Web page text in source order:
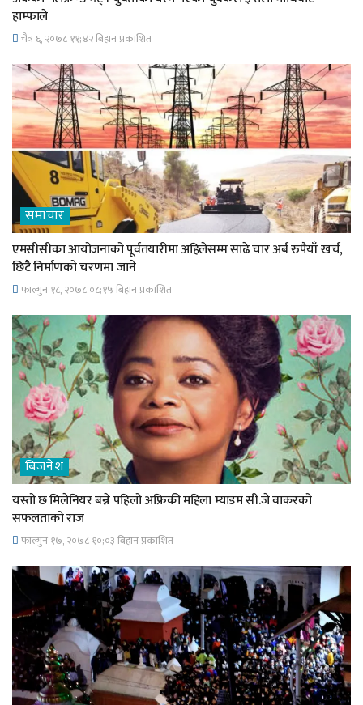
हाम्फाले
चैत्र ६, २०७८ ११;४२ बिहान प्रकाशित
समाचार
एमसीसीका आयोजनाको पूर्वतयारीमा अहिलेसम्म साढे चार अर्ब रुपैयाँ खर्च,
छिटै निर्माणको चरणमा जाने
फाल्गुन १८, २०७८ ०८;१५ बिहान प्रकाशित
बिजनेश
यस्तो छ मिलेनियर बन्ने पहिलो अफ्रिकी महिला म्याडम सी.जे वाकरको
सफलताको राज
फाल्गुन १७, २०७८ १०;०३ बिहान प्रकाशित